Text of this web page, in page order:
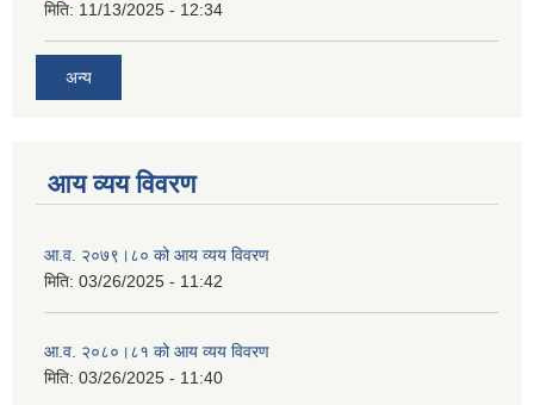
मिति: 11/13/2025 - 12:34
अन्य
आय व्यय विवरण
आ.व. २०७९।८० को आय व्यय विवरण
मिति: 03/26/2025 - 11:42
आ.व. २०८०।८१ को आय व्यय विवरण
मिति: 03/26/2025 - 11:40